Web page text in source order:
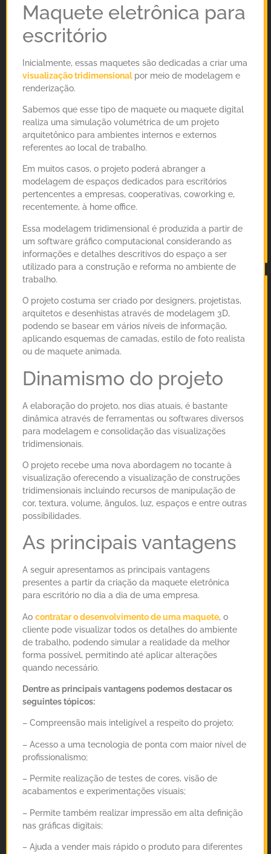
Maquete eletrônica para
escritório
Inicialmente, essas maquetes são dedicadas a criar uma
visualização tridimensionalpor meio de modelagem e
renderização.
Sabemos que esse tipo de maquete ou maquete digital
realiza uma simulação volumétrica de um projeto
arquitetônico para ambientes internos e externos
referentes ao local de trabalho.
Em muitos casos, o projeto poderá abranger a
modelagem de espaços dedicados para escritórios
pertencentes a empresas, cooperativas, coworking e,
recentemente, à home office.
Essa modelagem tridimensional é produzida a partir de
um software gráfico computacional considerando as
informações e detalhes descritivos do espaço a ser
utilizado para a construção e reforma no ambiente de
trabalho.
O projeto costuma ser criado por designers, projetistas,
arquitetos e desenhistas através de modelagem 3D,
podendo se basear em vários níveis de informação,
aplicando esquemas de camadas, estilo de foto realista
ou de maquete animada.
Dinamismo do projeto
A elaboração do projeto, nos dias atuais, é bastante
dinâmica através de ferramentas ou softwares diversos
para modelagem e consolidação das visualizações
tridimensionais.
O projeto recebe uma nova abordagem no tocante à
visualização oferecendo a visualização de construções
tridimensionais incluindo recursos de manipulação de
cor, textura, volume, ângulos, luz, espaços e entre outras
possibilidades.
As principais vantagens
A seguir apresentamos as principais vantagens
presentes a partir da criação da maquete eletrônica
para escritório no dia a dia de uma empresa.
Ao contratar o desenvolvimento de uma maquete, o
cliente pode visualizar todos os detalhes do ambiente
de trabalho, podendo simular a realidade da melhor
forma possível, permitindo até aplicar alterações
quando necessário.
Dentre as principais vantagens podemos destacar os
seguintes tópicos:
– Compreensão mais inteligível a respeito do projeto;
– Acesso a uma tecnologia de ponta com maior nível de
profissionalismo;
– Permite realização de testes de cores, visão de
acabamentos e experimentações visuais;
– Permite também realizar impressão em alta definição
nas gráficas digitais;
– Ajuda a vender mais rápido o produto para diferentes